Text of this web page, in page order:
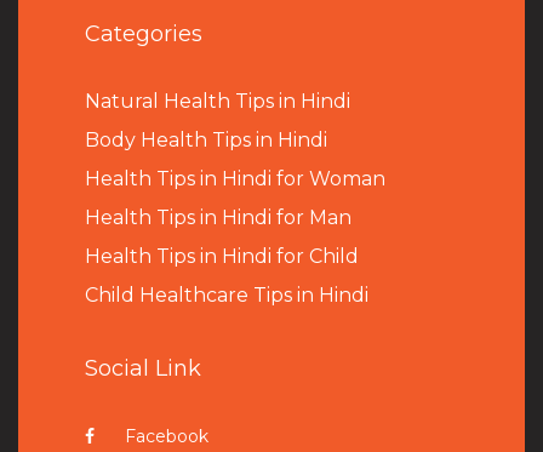
Categories
Natural Health Tips in Hindi
Body Health Tips in Hindi
Health Tips in Hindi for Woman
Health Tips in Hindi for Man
Health Tips in Hindi for Child
Child Healthcare Tips in Hindi
Social Link
Facebook